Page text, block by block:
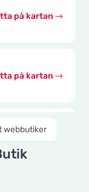
på kartan
på kartan
på kartan
webbutiker